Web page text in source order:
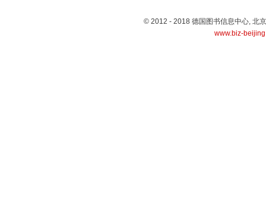
© 2012 - 2018 德国图书信息中心, 北
www.biz-